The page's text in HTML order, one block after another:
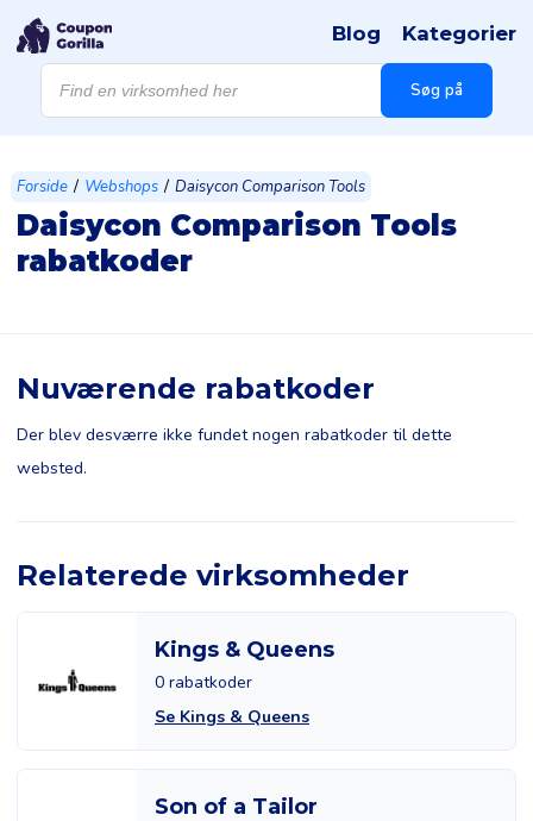
Products
search Søg på
Blog Kategorier
Forside / Webshops / Daisycon Comparison Tools
Daisycon Comparison Tools
rabatkoder
Nuværende rabatkoder
Der blev desværre ikke fundet nogen rabatkoder til dette
websted.
Relaterede virksomheder
Kings & Queens
0 rabatkoder
Se Kings & Queens
Son of a Tailor